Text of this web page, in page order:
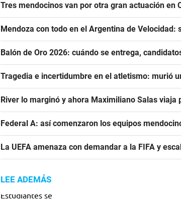
Tres mendocinos van por otra gran actuación en
Mendoza con todo en el Argentina de Velocidad:
Balón de Oro 2026: cuándo se entrega,
Tragedia e incertidumbre en el atletismo: murió
River lo marginó y ahora Maximiliano Salas viaja
Federal A: así comenzaron los equipos
La UEFA amenaza con demandar a la FIFA y
LEE ADEMÁS